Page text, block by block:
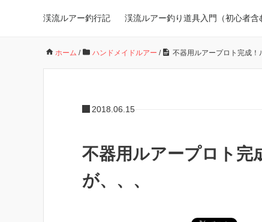
渓流ルアー釣行記 渓流ルアー釣り道具入門（初心者含
ホーム / ハンドメイドルアー / 不器用ルアープロト完成！
2018.06.15
不器用ルアープロト完
が、、、